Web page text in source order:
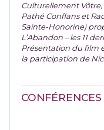
Culturellement
Pathé Conflans et
Sainte-Honorine)
L’Abandon – les 11
Présentation du film
la participation de